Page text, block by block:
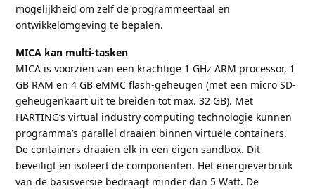
mogelijkheid om zelf de programmeertaal en
ontwikkelomgeving te bepalen.
MICA kan multi-tasken
MICA is voorzien van een krachtige 1 GHz ARM processor, 1
GB RAM en 4 GB eMMC flash-geheugen (met een micro SD-
geheugenkaart uit te breiden tot max. 32 GB). Met
HARTING’s virtual industry computing technologie kunnen
programma’s parallel draaien binnen virtuele containers.
De containers draaien elk in een eigen sandbox. Dit
beveiligt en isoleert de componenten. Het energieverbruik
van de basisversie bedraagt minder dan 5 Watt. De